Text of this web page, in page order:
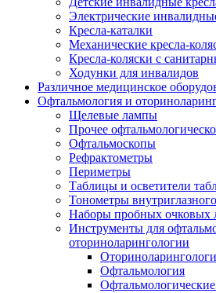
Электрические
Кресла-каталки
Механические кресла-
Кресла-коляски с
Ходунки для инвалидов
Различное медицинское
Офтальмология и
Щелевые лампы
Прочее
Офтальмоскопы
Рефрактометры
Периметры
Таблицы и осветители
Тонометры
Наборы пробных очковых
Инструменты для
оториноларингологии
Офтальмология